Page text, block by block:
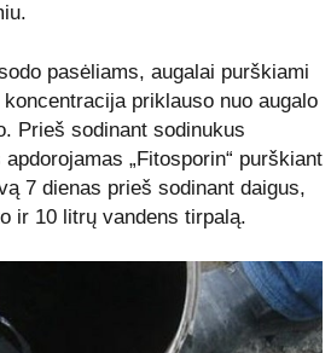
pasėliams, augalai purškiami
priklauso nuo augalo
Prieš sodinant sodinukus
„Fitosporin“ purškiant
7 dienas prieš sodinant daigus,
ir 10 litrų vandens tirpalą.